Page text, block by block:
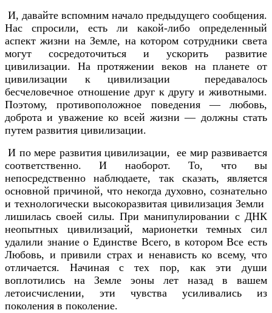
И, давайте вспомним начало предыдущего сообщения.
Нас спросили, есть ли какой-либо определенный
аспект жизни на Земле, на котором сотрудники света
могут сосредоточиться и ускорить развитие
цивилизации. На протяжении веков на планете от
цивилизации к цивилизации передавалось
бесчеловечное отношение друг к другу и животными.
Поэтому, противоположное поведения — любовь,
доброта и уважение ко всей жизни — должны стать
путем развития цивилизации.
И по мере развития цивилизации, ее мир развивается
соответственно. И наоборот. То, что вы
непосредственно наблюдаете, так сказать, является
основной причиной, что некогда духовно, сознательно
и технологически высокоразвитая цивилизация Земли
лишилась своей силы. При манипулировании с ДНК
неопытных цивилизаций, марионетки темных сил
удалили знание о Единстве Всего, в котором Все есть
Любовь, и привили страх и ненависть ко всему, что
отличается. Начиная с тех пор, как эти души
воплотились на Земле эоны лет назад в вашем
летоисчислении, эти чувства усиливались из
поколения в поколение.